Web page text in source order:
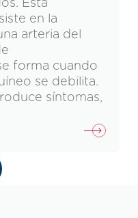
Esta
en la
arteria del
forma cuando
se debilita.
síntomas,